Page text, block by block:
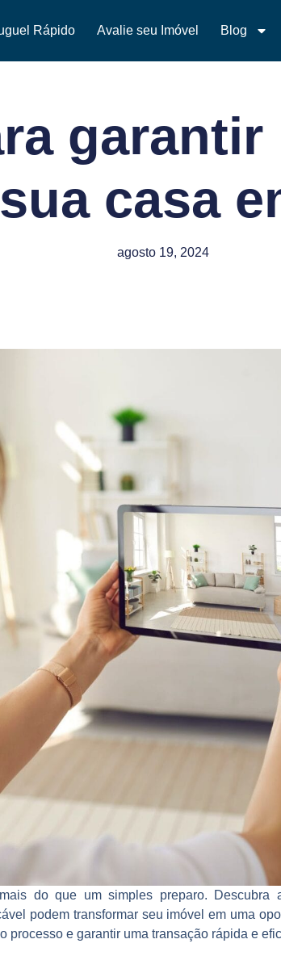
Rápido Avalie seu Imóvel Blog
garantir
casa
agosto 19, 2024
do que um simples preparo. Descubra
podem transformar seu imóvel em uma
processo e garantir uma transação rápida e